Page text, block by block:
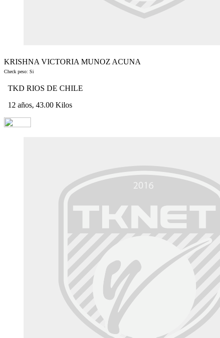
KRISHNA VICTORIA MUNOZ ACUNA
Check peso: Si
TKD RIOS DE CHILE
12 años, 43.00 Kilos